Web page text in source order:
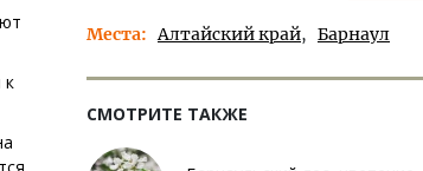
к
Места Алтайский край Барнаул
СМОТРИТЕ ТАКЖЕ